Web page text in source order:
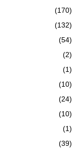
(170)
(132)
(54)
(2)
(1)
(10)
(24)
(10)
(1)
(39)